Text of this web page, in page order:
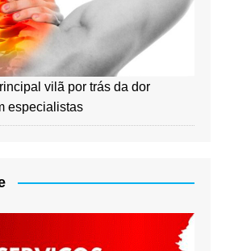
vilã por trás da dor
especialistas